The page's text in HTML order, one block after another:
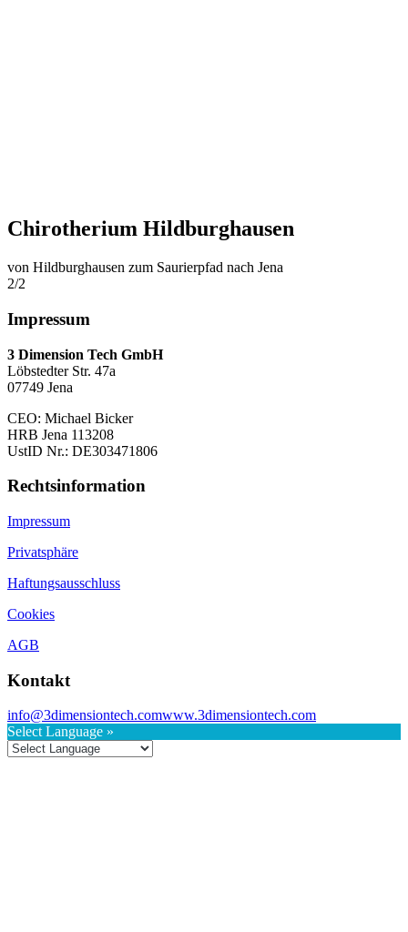
Chirotherium Hildburghausen
von Hildburghausen zum Saurierpfad nach Jena
2/2
Impressum
3 Dimension Tech GmbH
Löbstedter Str. 47a
07749 Jena
CEO: Michael Bicker
HRB Jena 113208
UstID Nr.: DE303471806
Rechtsinformation
Impressum
Privatsphäre
Haftungsausschluss
Cookies
AGB
Kontakt
info@3dimensiontech.comwww.3dimensiontech.com
Select Language »